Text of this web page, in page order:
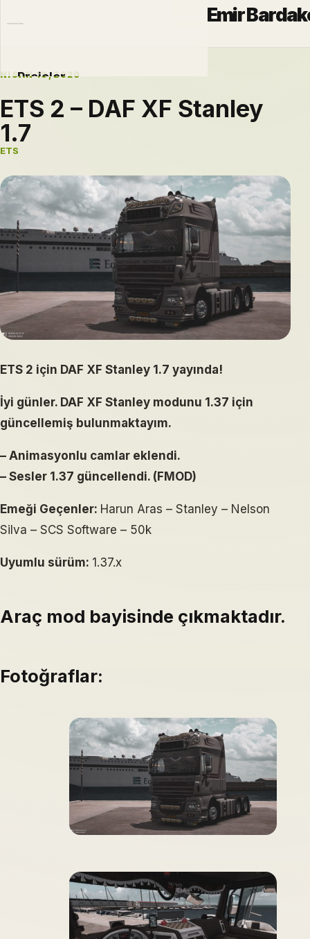
Emir
Projeler
Otomobiller
Modlar
Hakkımda
Blog
NISAN 19, 2020
ETS 2 – DAF XF Stanley
1.7
ETS
ETS 2 için DAF XF Stanley 1.7 yayında!
İyi günler. DAF XF Stanley modunu 1.37 için
güncellemiş bulunmaktayım.
– Animasyonlu camlar eklendi.
– Sesler 1.37 güncellendi. (FMOD)
Emeği Geçenler: Harun Aras – Stanley – Nelson
Silva – SCS Software – 50k
Uyumlu sürüm: 1.37.x
Araç mod bayisinde çıkmaktadır.
Fotoğraflar: